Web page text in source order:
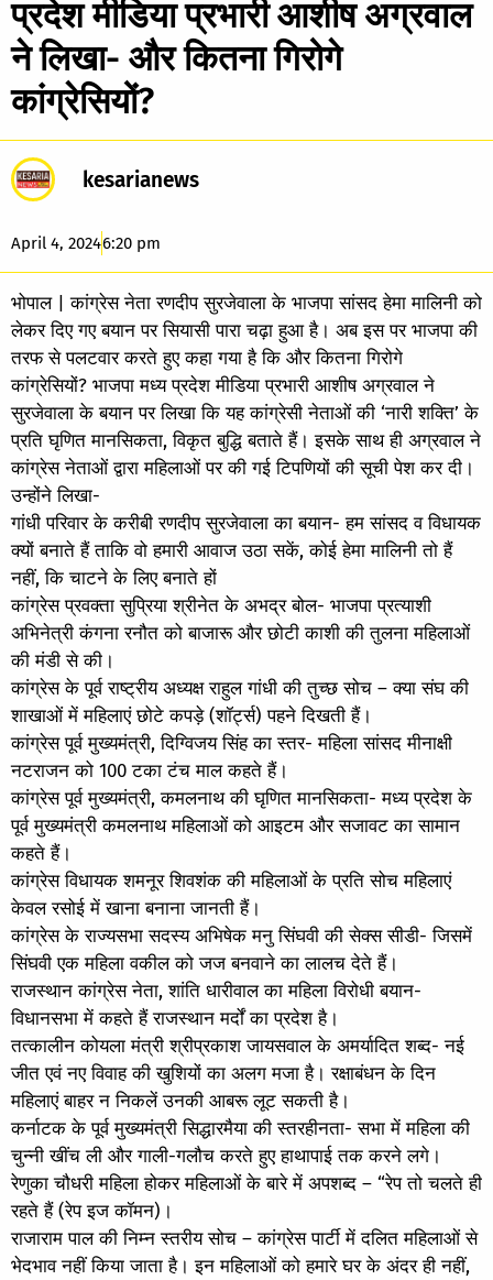
प्रदेश मीडिया प्रभारी आशीष अग्रवाल
ने लिखा- और कितना गिरोगे
कांग्रेसियों?
kesarianews
April 4, 20246:20 pm
भोपाल | कांग्रेस नेता रणदीप सुरजेवाला के भाजपा सांसद हेमा मालिनी को
लेकर दिए गए बयान पर सियासी पारा चढ़ा हुआ है। अब इस पर भाजपा की
तरफ से पलटवार करते हुए कहा गया है कि और कितना गिरोगे
कांग्रेसियों? भाजपा मध्य प्रदेश मीडिया प्रभारी आशीष अग्रवाल ने
सुरजेवाला के बयान पर लिखा कि यह कांग्रेसी नेताओं की ‘नारी शक्ति’ के
प्रति घृणित मानसिकता, विकृत बुद्धि बताते हैं। इसके साथ ही अग्रवाल ने
कांग्रेस नेताओं द्वारा महिलाओं पर की गई टिपणियों की सूची पेश कर दी।
उन्होंने लिखा-
गांधी परिवार के करीबी रणदीप सुरजेवाला का बयान- हम सांसद व विधायक
क्यों बनाते हैं ताकि वो हमारी आवाज उठा सकें, कोई हेमा मालिनी तो हैं
नहीं, कि चाटने के लिए बनाते हों
कांग्रेस प्रवक्ता सुप्रिया श्रीनेत के अभद्र बोल- भाजपा प्रत्याशी
अभिनेत्री कंगना रनौत को बाजारू और छोटी काशी की तुलना महिलाओं
की मंडी से की।
कांग्रेस के पूर्व राष्ट्रीय अध्यक्ष राहुल गांधी की तुच्छ सोच – क्या संघ की
शाखाओं में महिलाएं छोटे कपड़े (शॉर्ट्स) पहने दिखती हैं।
कांग्रेस पूर्व मुख्यमंत्री, दिग्विजय सिंह का स्तर- महिला सांसद मीनाक्षी
नटराजन को 100 टका टंच माल कहते हैं।
कांग्रेस पूर्व मुख्यमंत्री, कमलनाथ की घृणित मानसिकता- मध्य प्रदेश के
पूर्व मुख्यमंत्री कमलनाथ महिलाओं को आइटम और सजावट का सामान
कहते हैं।
कांग्रेस विधायक शमनूर शिवशंक की महिलाओं के प्रति सोच महिलाएं
केवल रसोई में खाना बनाना जानती हैं।
कांग्रेस के राज्यसभा सदस्य अभिषेक मनु सिंघवी की सेक्स सीडी- जिसमें
सिंघवी एक महिला वकील को जज बनवाने का लालच देते हैं।
राजस्थान कांग्रेस नेता, शांति धारीवाल का महिला विरोधी बयान-
विधानसभा में कहते हैं राजस्थान मर्दों का प्रदेश है।
तत्कालीन कोयला मंत्री श्रीप्रकाश जायसवाल के अमर्यादित शब्द- नई
जीत एवं नए विवाह की खुशियों का अलग मजा है। रक्षाबंधन के दिन
महिलाएं बाहर न निकलें उनकी आबरू लूट सकती है।
कर्नाटक के पूर्व मुख्यमंत्री सिद्धारमैया की स्तरहीनता- सभा में महिला की
चुन्नी खींच ली और गाली-गलौच करते हुए हाथापाई तक करने लगे।
रेणुका चौधरी महिला होकर महिलाओं के बारे में अपशब्द – “रेप तो चलते ही
रहते हैं (रेप इज कॉमन)।
राजाराम पाल की निम्न स्तरीय सोच – कांग्रेस पार्टी में दलित महिलाओं से
भेदभाव नहीं किया जाता है। इन महिलाओं को हमारे घर के अंदर ही नहीं,